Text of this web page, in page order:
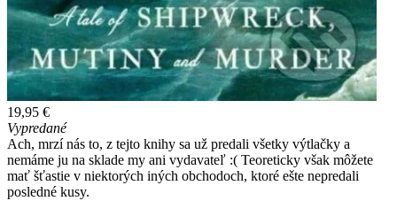
19,95 €
Vypredané
Ach, mrzí nás to, z tejto knihy sa už predali všetky výtlačky a
nemáme ju na sklade my ani vydavateľ :( Teoreticky však môžete
mať šťastie v niektorých iných obchodoch, ktoré ešte nepredali
posledné kusy.